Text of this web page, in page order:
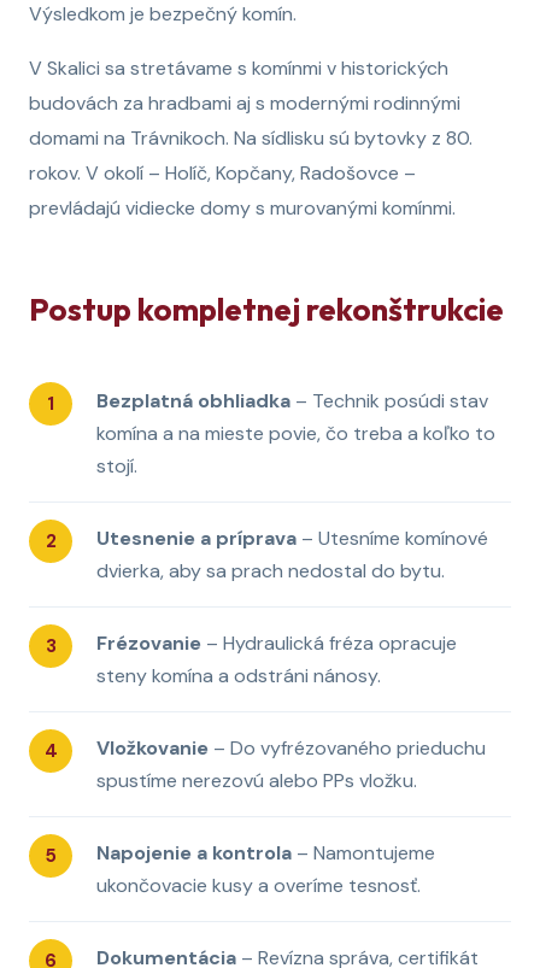
Výsledkom je bezpečný komín.
V Skalici sa stretávame s komínmi v historických
budovách za hradbami aj s modernými rodinnými
domami na Trávnikoch. Na sídlisku sú bytovky z 80.
rokov. V okolí – Holíč, Kopčany, Radošovce –
prevládajú vidiecke domy s murovanými komínmi.
Postup kompletnej rekonštrukcie
Bezplatná obhliadka – Technik posúdi stav
komína a na mieste povie, čo treba a koľko to
stojí.
Utesnenie a príprava – Utesníme komínové
dvierka, aby sa prach nedostal do bytu.
Frézovanie – Hydraulická fréza opracuje
steny komína a odstráni nánosy.
Vložkovanie – Do vyfrézovaného prieduchu
spustíme nerezovú alebo PPs vložku.
Napojenie a kontrola – Namontujeme
ukončovacie kusy a overíme tesnosť.
Dokumentácia – Revízna správa, certifikát